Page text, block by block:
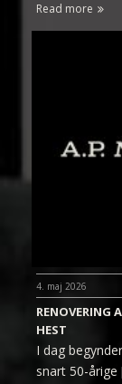
Read more
4. maj 2026
RENOVERING
HEST
I dag
snart 50-årige